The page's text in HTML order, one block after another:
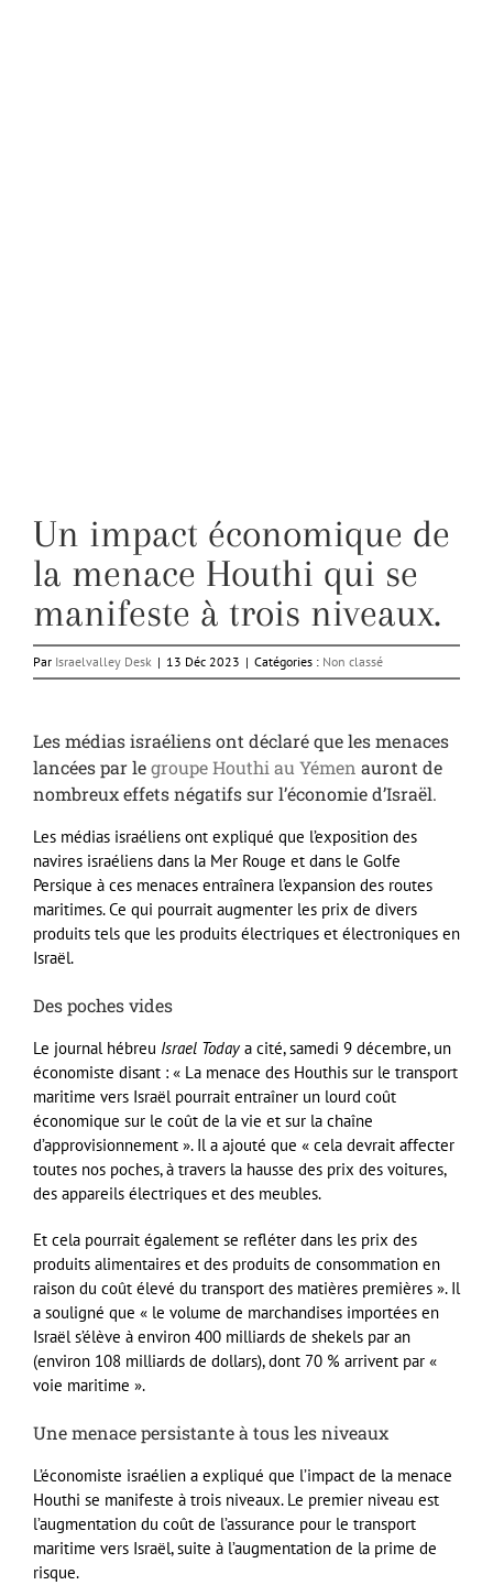
Un impact économique de
la menace Houthi qui se
manifeste à trois niveaux.
Par Israelvalley Desk | 13 Déc 2023 | Catégories : Non classé
Les médias israéliens ont déclaré que les menaces
lancées par legroupe Houthi au Yémen auront de
nombreux effets négatifs sur l’économie d’Israël.
Les médias israéliens ont expliqué que l’exposition des
navires israéliens dans la Mer Rouge et dans le Golfe
Persique à ces menaces entraînera l’expansion des routes
maritimes. Ce qui pourrait augmenter les prix de divers
produits tels que les produits électriques et électroniques en
Israël.
Des poches vides
Le journal hébreu Israel Todaya cité, samedi 9 décembre, un
économiste disant : « La menace des Houthis sur le transport
maritime vers Israël pourrait entraîner un lourd coût
économique sur le coût de la vie et sur la chaîne
d’approvisionnement ». Il a ajouté que « cela devrait affecter
toutes nos poches, à travers la hausse des prix des voitures,
des appareils électriques et des meubles.
Et cela pourrait également se refléter dans les prix des
produits alimentaires et des produits de consommation en
raison du coût élevé du transport des matières premières ». Il
a souligné que « le volume de marchandises importées en
Israël s’élève à environ 400 milliards de shekels par an
(environ 108 milliards de dollars), dont 70 % arrivent par «
voie maritime ».
Une menace persistante à tous les niveaux
L’économiste israélien a expliqué que l’impact de la menace
Houthi se manifeste à trois niveaux. Le premier niveau est
l’augmentation du coût de l’assurance pour le transport
maritime vers Israël, suite à l’augmentation de la prime de
risque.